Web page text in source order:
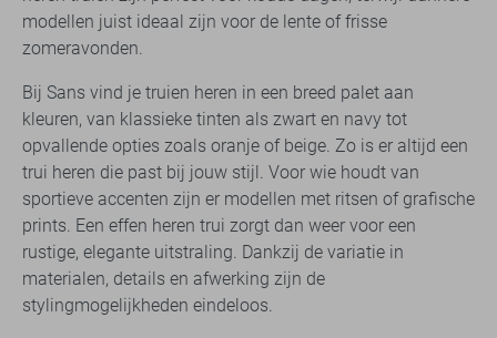
modellen juist ideaal zijn voor de lente of frisse
zomeravonden.
Bij Sans vind je truien heren in een breed palet aan
kleuren, van klassieke tinten als zwart en navy tot
opvallende opties zoals oranje of beige. Zo is er altijd een
trui heren die past bij jouw stijl. Voor wie houdt van
sportieve accenten zijn er modellen met ritsen of grafische
prints. Een effen heren trui zorgt dan weer voor een
rustige, elegante uitstraling. Dankzij de variatie in
materialen, details en afwerking zijn de
stylingmogelijkheden eindeloos.